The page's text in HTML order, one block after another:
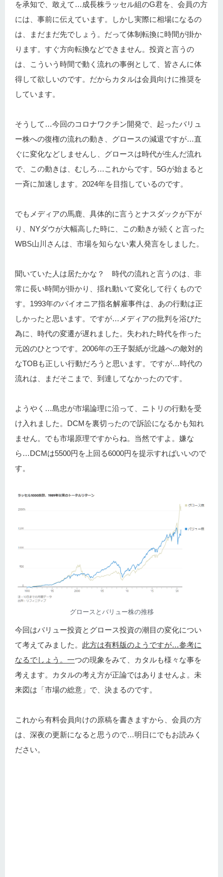
を承知で、敢えて…成長株ラッセル組のG君を、会員の方
には、事前に伝えています。しかし実際に相場になるの
は、まだまだ先でしょう。だって体制転換に時間が掛か
ります。すぐ方向転換などできません。投資と言うの
は、こういう時間で動く流れの事例として、皆さんに体
得して欲しいのです。だからカタルは会員向けに推奨を
しています。
そうして…今回のコロナワクチン開発で、起ったバリュ
ー株への復権の流れの動き、グロースの減退ですが…直
ぐに変化などしませんし、グロースは時代が生んだ流れ
で、この動きは、むしろ…これからです。5Gが始まると
一斉に加速します。2024年を目指しているのです。
でもメディアの馬鹿、具体的に言うとナスダックが下が
り、NYダウが大幅高した時に、この動きが続くと言った
WBS山川さんは、市場を知らない素人発言をしました。
聞いていた人は居たかな？ 時代の流れと言うのは、非
常に長い時間が掛かり、揺れ動いて変化して行くもので
す。1993年のパイオニア指名解雇事件は、あの行動は正
しかったと思います。ですが…メディアの批判を浴びた
為に、時代の変遷が遅れました。失われた時代を作った
元凶のひとつです。2006年の王子製紙が北越への敵対的
なTOBも正しい行動だろうと思います。ですが…時代の
流れは、まだそこまで、到達してなかったのです。
ようやく…島忠が市場論理に沿って、ニトリの行動を受
け入れました。DCMを裏切ったので訴訟になるかも知れ
ません。でも市場原理ですからね。当然ですよ。嫌な
ら…DCMは5500円を上回る6000円を提示すればいいので
す。
グロースとバリュー株の推移
今回はバリュー投資とグロース投資の潮目の変化につい
て考えてみました。 此方は有料版のようですが…参考に
なるでしょう。一つの現象をみて、カタルも様々な事を
考えます。カタルの考え方が正論ではありませんよ。未
来図は「市場の総意」で、決まるのです。
これから有料会員向けの原稿を書きますから、会員の方
は、深夜の更新になると思うので…明日にでもお読みく
ださい。